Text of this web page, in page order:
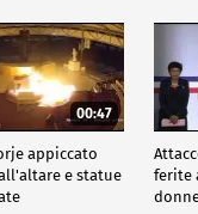
00:47
appiccato
e statue
ferite